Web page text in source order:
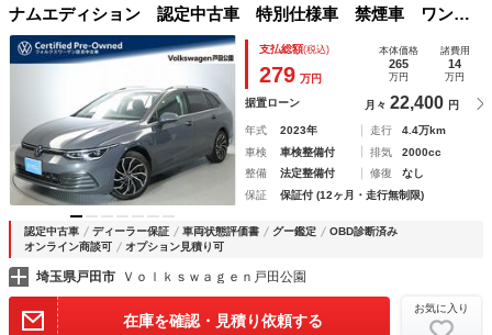
ナムエディション 認定中古車 特別仕様車 禁煙車 ワンオ
ーナーＶＷ純正インフォテイメントシステムＤｉｓｃｏｖｅｒ
Ｐｒｏナビゲーション ＥＴＣ２．０ トラベルアシスト パ
ークディスタンスコントロール バックカメラ
支払総額(税込)
279 万円
本体価格
265
万円
諸費用
14
万円
据置ローン 月々 22,400 円
年式 2023年 走行
4.4万km
車検
車検整備付 排気
2000cc
整備
法定整備付 修復
なし
保証
保証付 (12ヶ月・走行無制限)
認定中古車 ディーラー保証 車両状態評価書 グー鑑定
OBD診断済み
オンライン商談可
オプション見積り可
埼玉県戸田市 Ｖｏｌｋｓｗａｇｅｎ戸田公園
在庫を確認・見積り依頼する
お気に入り